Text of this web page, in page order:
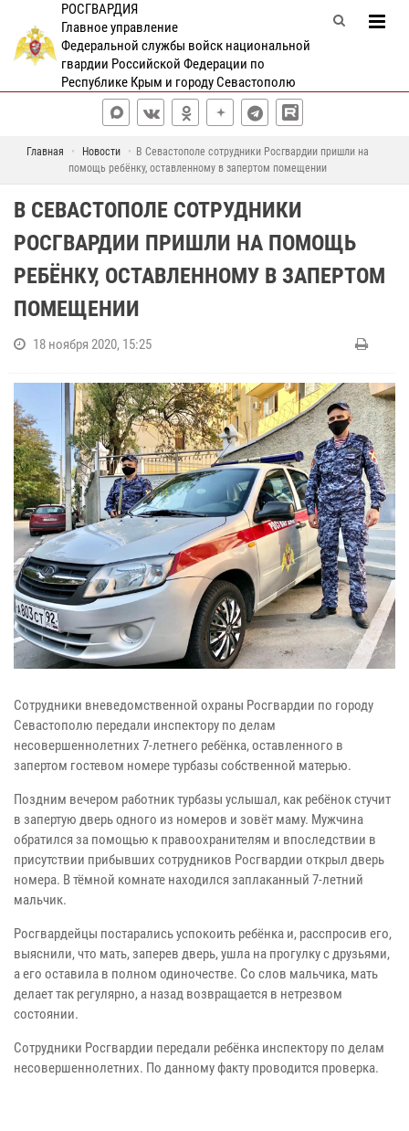
РОСГВАРДИЯ
Главное управление
Федеральной службы войск национальной
гвардии Российской Федерации по
Республике Крым и городу Севастополю
Главная Новости
В Севастополе сотрудники Росгвардии пришли на
помощь ребёнку, оставленному в запертом помещении
В СЕВАСТОПОЛЕ СОТРУДНИКИ
РОСГВАРДИИ ПРИШЛИ НА ПОМОЩЬ
РЕБЁНКУ, ОСТАВЛЕННОМУ В ЗАПЕРТОМ
ПОМЕЩЕНИИ
18 ноября 2020, 15:25
Сотрудники вневедомственной охраны Росгвардии по городу
Севастополю передали инспектору по делам
несовершеннолетних 7-летнего ребёнка, оставленного в
запертом гостевом номере турбазы собственной матерью.
Поздним вечером работник турбазы услышал, как ребёнок стучит
в запертую дверь одного из номеров и зовёт маму. Мужчина
обратился за помощью к правоохранителям и впоследствии в
присутствии прибывших сотрудников Росгвардии открыл дверь
номера. В тёмной комнате находился заплаканный 7-летний
мальчик.
Росгвардейцы постарались успокоить ребёнка и, расспросив его,
выяснили, что мать, заперев дверь, ушла на прогулку с друзьями,
а его оставила в полном одиночестве. Со слов мальчика, мать
делает так регулярно, а назад возвращается в нетрезвом
состоянии.
Сотрудники Росгвардии передали ребёнка инспектору по делам
несовершеннолетних. По данному факту проводится проверка.